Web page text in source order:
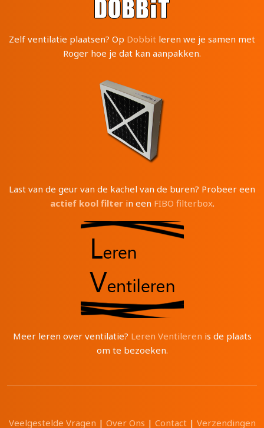
Zelf ventilatie plaatsen? Op Dobbit leren we je samen met
Roger hoe je dat kan aanpakken.
Last van de geur van de kachel van de buren? Probeer een
actief kool filterin een FIBO filterbox.
Meer leren over ventilatie? Leren Ventileren is de plaats
om te bezoeken.
Veelgestelde Vragen | Over Ons | Contact| Verzendingen